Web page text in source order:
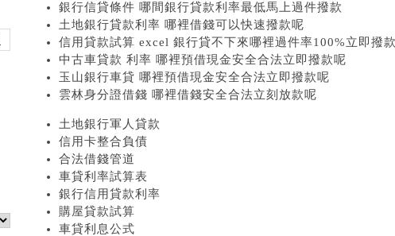
銀行信貸條件 哪間銀行貸款利率最低馬上過件撥款
土地銀行貸款利率 哪裡借錢可以快速撥款呢
信用貸款試算 excel 銀行貸不下來哪裡過件率100%立即撥
中古車貸款 利率 哪裡預借現金安全合法立即撥款呢
玉山銀行車貸 哪裡預借現金安全合法立即撥款呢
雲林身分證借錢 哪裡借錢安全合法立刻放款呢
土地銀行軍人貸款
信用卡整合負債
合法借錢管道
車貸利率試算表
銀行信用貸款利率
購屋貸款試算
車貸利息公式